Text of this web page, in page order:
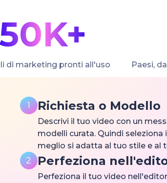
di marketing pronti all'uso Paesi,
1 Richiesta o Modello
Descrivi il tuo video con un
modelli curata. Quindi
meglio si adatta al tuo stile e al
2 Perfeziona
Perfeziona il tuo video